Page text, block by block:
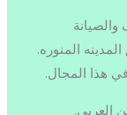
المنوره.
هذا المجال.
العربي.